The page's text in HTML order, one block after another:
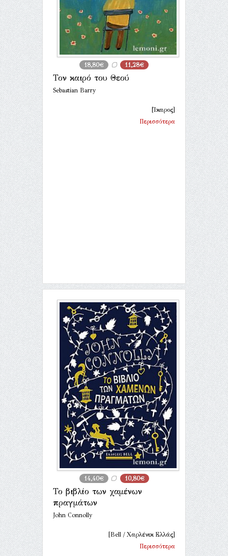
18,80€ 11,28€
Τον καιρό του Θεού
Sebastian Barry
[Ίκαρος]
Περισσότερα
14,40€ 10,80€
Το βιβλίο των χαμένων
πραγμάτων
John Connolly
[Bell / Χαρλένικ Ελλάς]
Περισσότερα